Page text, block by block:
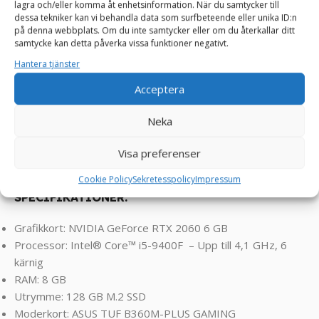
lagra och/eller komma åt enhetsinformation. När du samtycker till
dessa tekniker kan vi behandla data som surfbeteende eller unika ID:n
på denna webbplats. Om du inte samtycker eller om du återkallar ditt
samtycke kan detta påverka vissa funktioner negativt.
Hantera tjänster
Acceptera
Neka
Visa preferenser
Cookie PolicySekretesspolicyImpressum
gamingdator levererar hög prestanda och grafik i många
utav dagens spel, vilket gör den idealisk för att köra de
senaste spelen med bra bildkvalitet. TNS IVORY Speldator
är gjord för spelare som sätter prestanda i första hand
och vill ha en spännande och immersiv spelvärld.
Klarar spel som FarCry, RDR2, Assasin’s Creed, Valorant,
Legends, World of Warcraft, Fortnite, CS2, Overwatch ,
SPECIFIKATIONER:
Grafikkort: NVIDIA GeForce RTX 2060 6 GB
Processor: Intel® Core™ i5-9400F – Upp till 4,1 GHz, 6
kärnig
RAM: 8 GB
Utrymme: 128 GB M.2 SSD
Moderkort: ASUS TUF B360M-PLUS GAMING